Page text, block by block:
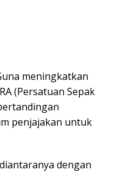
meningkatkan
(Persatuan Sepak
penjajakan untuk
dengan